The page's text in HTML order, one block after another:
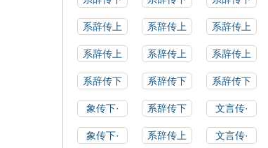
系辞传上 系辞传上 系辞传上
系辞传上 系辞传上 系辞传上
系辞传下 系辞传下 系辞传下
象传下· 系辞传下 文言传·
象传下· 系辞传上 文言传·